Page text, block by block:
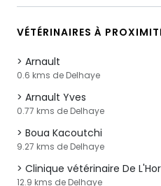
VÉTÉRINAIRES À
Arnault
0.6 kms de Delhaye
Arnault Yves
0.77 kms de Delhaye
Boua Kacoutchi
9.27 kms de Delhaye
Clinique vétérinaire De
12.9 kms de Delhaye